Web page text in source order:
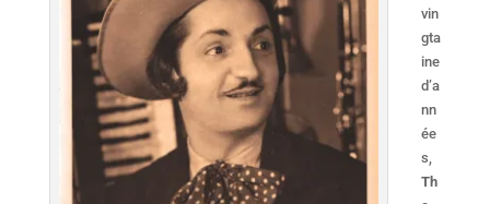
vin
gta
ine
d’a
nn
ée
s,
Th